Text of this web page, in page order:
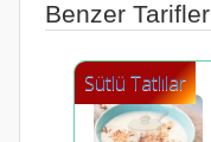
Benzer Tarifler
Sütlü Tatlılar